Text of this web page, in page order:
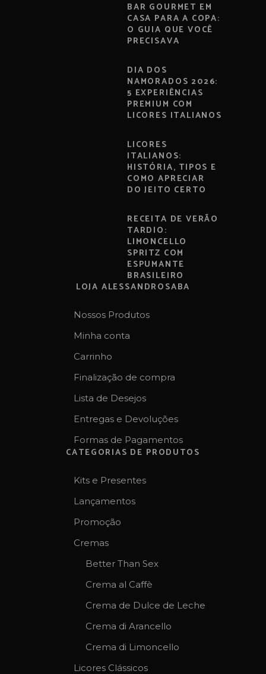
BAR GOURMET EM
CASA PARA A COPA:
O GUIA QUE VOCÊ
PRECISAVA
DIA DOS
NAMORADOS 2026:
5 EXPERIÊNCIAS
PREMIUM COM
LICORES ITALIANOS
LICORES
ITALIANOS:
HISTÓRIA, TIPOS E
COMO APRECIAR
DO JEITO CERTO
RECEITA DE VERÃO
TARDIO:
LIMONCELLO
SPRITZ COM
ESPUMANTE
BRASILEIRO
LOJA ALESSANDROSABA
Nossos Produtos
Minha conta
Carrinho
Finalização de compra
Lista de Desejos
Entregas e Devoluções
Formas de Pagamentos
CATEGORIAS DE PRODUTOS
Kits e Presentes
Lançamentos
Promoção
Cremas
Better Than Sex
Crema al Caffè
Crema de Dulce de Leche
Crema di Arancello
Crema di Limoncello
Licores Clássicos